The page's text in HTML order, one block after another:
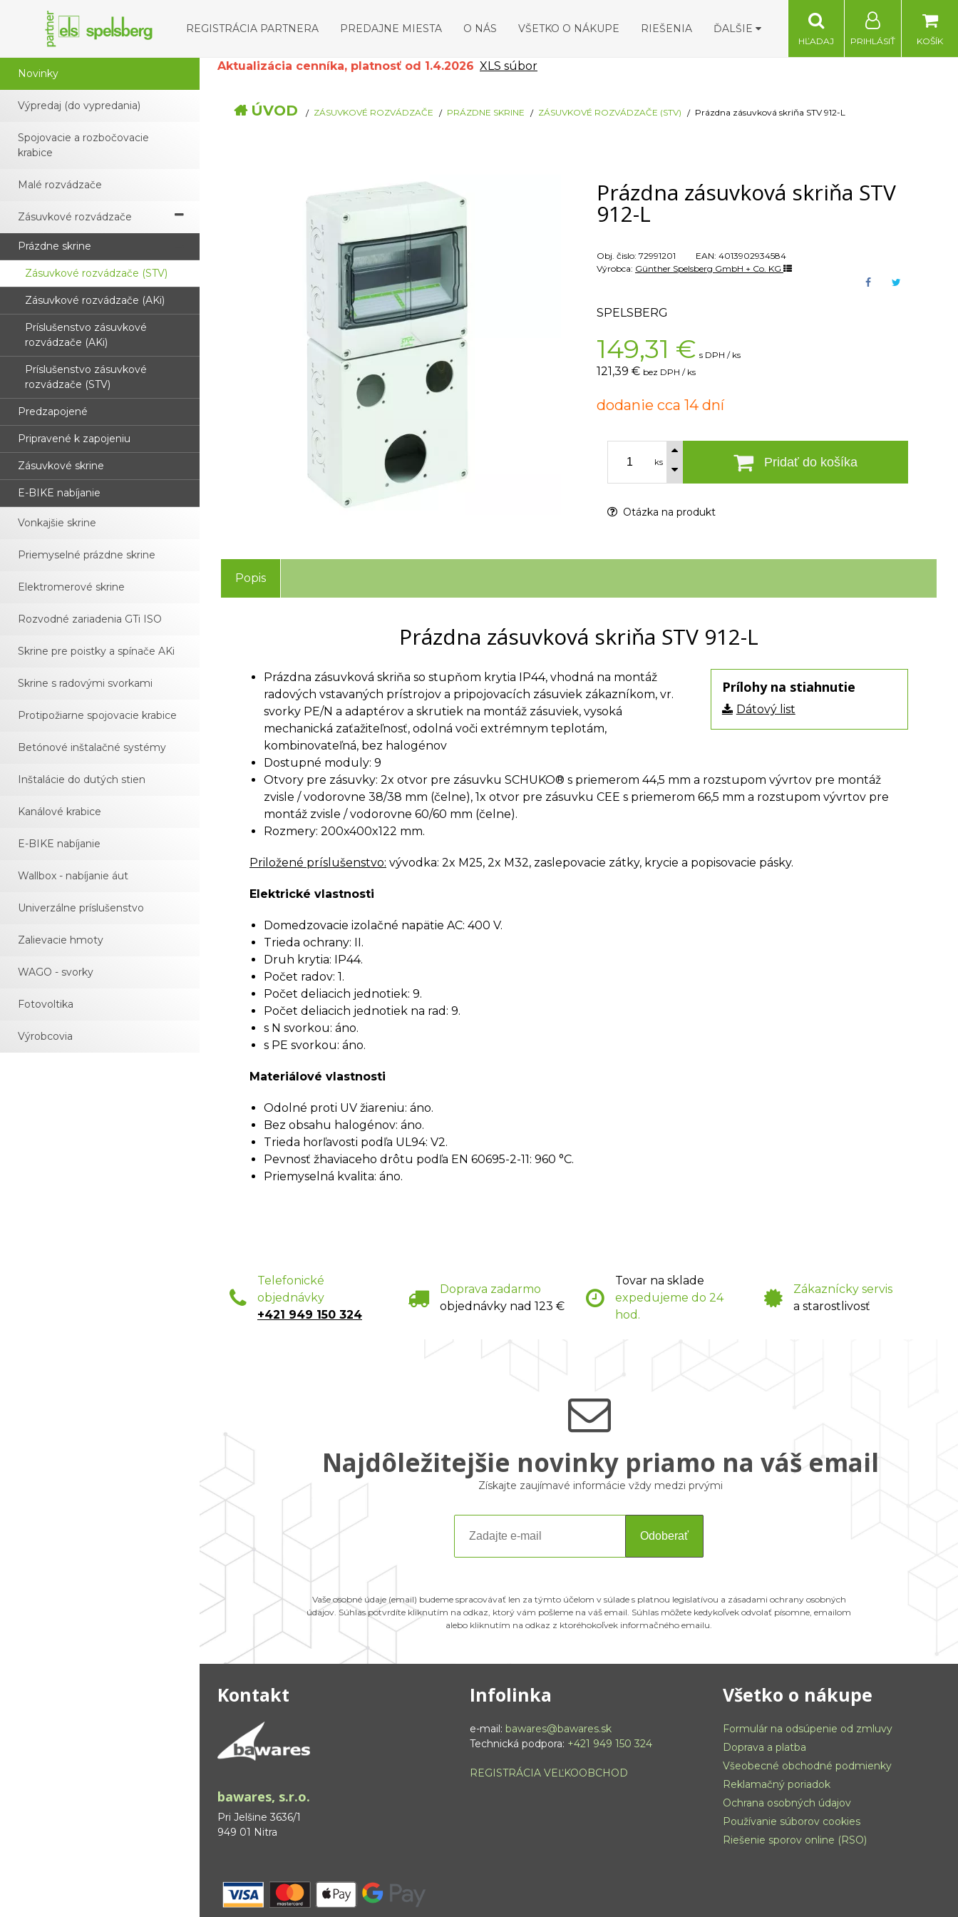
REGISTRÁCIA PARTNERA PREDAJNE MIESTA O NÁS VŠETKO O NÁKUPE RIEŠENIA ĎALŠIE
KOŠÍK
PRIHLÁSIŤ
HĽADAJ
Novinky
Výpredaj (do vypredania)
Spojovacie a rozbočovacie
krabice
Malé rozvádzače
Zásuvkové rozvádzače
Prázdne skrine
Zásuvkové rozvádzače (STV)
Zásuvkové rozvádzače (AKi)
Príslušenstvo zásuvkové
rozvádzače (AKi)
Príslušenstvo zásuvkové
rozvádzače (STV)
Predzapojené
Pripravené k zapojeniu
Zásuvkové skrine
E-BIKE nabíjanie
Vonkajšie skrine
Priemyselné prázdne skrine
Elektromerové skrine
Rozvodné zariadenia GTi ISO
Skrine pre poistky a spínače AKi
Skrine s radovými svorkami
Protipožiarne spojovacie krabice
Betónové inštalačné systémy
Inštalácie do dutých stien
Kanálové krabice
E-BIKE nabíjanie
Wallbox - nabíjanie áut
Univerzálne príslušenstvo
Zalievacie hmoty
WAGO - svorky
Fotovoltika
Výrobcovia
Aktualizácia cenníka, platnosť od 1.4.2026 XLS súbor
ÚVOD ZÁSUVKOVÉ ROZVÁDZAČE PRÁZDNE SKRINE ZÁSUVKOVÉ ROZVÁDZAČE (STV) Prázdna zásuvková skriňa STV 912-L
Prázdna zásuvková skriňa STV
912-L
Obj. čislo: 72991201 EAN: 4013902934584
Výrobca: Günther Spelsberg GmbH + Co. KG
SPELSBERG
149,31 € s DPH / ks
121,39 € bez DPH / ks
dodanie cca 14 dní
ks Pridať do košíka
Otázka na produkt
Popis
Prázdna zásuvková skriňa STV 912-L
Prílohy na stiahnutie
Dátový list
Prázdna zásuvková skriňa so stupňom krytia IP44, vhodná na montáž
radových vstavaných prístrojov a pripojovacích zásuviek zákazníkom, vr.
svorky PE/N a adaptérov a skrutiek na montáž zásuviek, vysoká
mechanická zaťažiteľnosť, odolná voči extrémnym teplotám,
kombinovateľná, bez halogénov
Dostupné moduly: 9
Otvory pre zásuvky: 2x otvor pre zásuvku SCHUKO® s priemerom 44,5 mm a rozstupom vývrtov pre montáž
zvisle / vodorovne 38/38 mm (čelne), 1x otvor pre zásuvku CEE s priemerom 66,5 mm a rozstupom vývrtov pre
montáž zvisle / vodorovne 60/60 mm (čelne).
Rozmery: 200x400x122 mm.
Priložené príslušenstvo: vývodka: 2x M25, 2x M32, zaslepovacie zátky, krycie a popisovacie pásky.
Elektrické vlastnosti
Domedzovacie izolačné napätie AC: 400 V.
Trieda ochrany: II.
Druh krytia: IP44.
Počet radov: 1.
Počet deliacich jednotiek: 9.
Počet deliacich jednotiek na rad: 9.
s N svorkou: áno.
s PE svorkou: áno.
Materiálové vlastnosti
Odolné proti UV žiareniu: áno.
Bez obsahu halogénov: áno.
Trieda horľavosti podľa UL94: V2.
Pevnosť žhaviaceho drôtu podľa EN 60695-2-11: 960 °C.
Priemyselná kvalita: áno.
Telefonické
objednávky
+421 949 150 324
Doprava zadarmo
objednávky nad 123 €
Tovar na sklade
expedujeme do 24
hod.
Zákaznícky servis
a starostlivosť
Najdôležitejšie novinky priamo na váš email
Získajte zaujímavé informácie vždy medzi prvými
Odoberať
Vaše osobné údaje (email) budeme spracovávať len za týmto účelom v súlade s platnou legislatívou a zásadami ochrany osobných
údajov. Súhlas potvrdíte kliknutím na odkaz, ktorý vám pošleme na váš email. Súhlas môžete kedykoľvek odvolať písomne, emailom
alebo kliknutím na odkaz z ktoréhokoľvek informačného emailu.
Kontakt
bawares, s.r.o.
Pri Jelšine 3636/1
949 01 Nitra
Infolinka
e-mail: bawares@bawares.sk
Technická podpora: +421 949 150 324
REGISTRÁCIA VEĽKOOBCHOD
Všetko o nákupe
Formulár na odsúpenie od zmluvy
Doprava a platba
Všeobecné obchodné podmienky
Reklamačný poriadok
Ochrana osobných údajov
Používanie súborov cookies
Riešenie sporov online (RSO)